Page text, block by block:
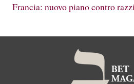
Francia: nuovo piano contro